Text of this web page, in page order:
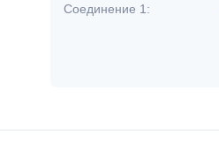
Соединение 1: